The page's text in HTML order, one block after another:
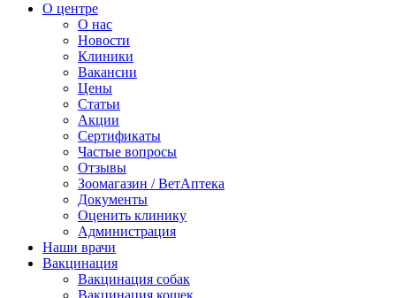
О центре
О нас
Новости
Клиники
Вакансии
Цены
Статьи
Акции
Сертификаты
Частые вопросы
Отзывы
Зоомагазин / ВетАптека
Документы
Оценить клинику
Администрация
Наши врачи
Вакцинация
Вакцинация собак
Вакцинация кошек